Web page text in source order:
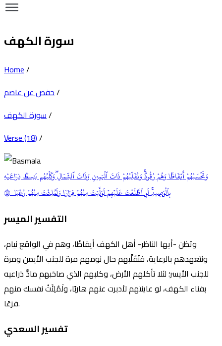
سورة الكهف
Home/
حفص عن عاصم/
سورة الكهف/
Verse (18)/
وَتَحۡسَبُهُمۡ أَيۡقَاظٗا وَهُمۡ رُقُودٞۚ وَنُقَلِّبُهُمۡ ذَاتَ ٱلۡيَمِينِ وَذَاتَ ٱلشِّمَالِۖ وَكَلۡبُهُم بَٰسِطٞ ذِرَاعَيۡهِ
بِٱلۡوَصِيدِۚ لَوِ ٱطَّلَعۡتَ عَلَيۡهِمۡ لَوَلَّيۡتَ مِنۡهُمۡ فِرَارٗا وَلَمُلِئۡتَ مِنۡهُمۡ رُعۡبٗا ١٨
التفسير الميسر
وتظن -أيها الناظر- أهل الكهف أيقاظًا، وهم في الواقع نيام،
ونتعهدهم بالرعاية، فنُقَلِّبهم حال نومهم مرة للجنب الأيمن ومرة
للجنب الأيسر؛ لئلا تأكلهم الأرض، وكلبهم الذي صاحَبهم مادٌّ ذراعيه
بفناء الكهف، لو عاينتهم لأدبرت عنهم هاربًا، ولَمُلِئَتْ نفسك منهم
فزعًا.
تفسير السعدي